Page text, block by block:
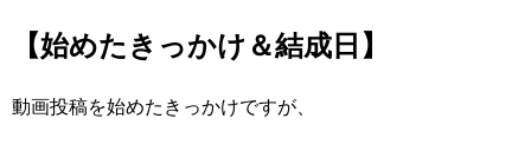
【始めたきっかけ＆結成日】
動画投稿を始めたきっかけですが、